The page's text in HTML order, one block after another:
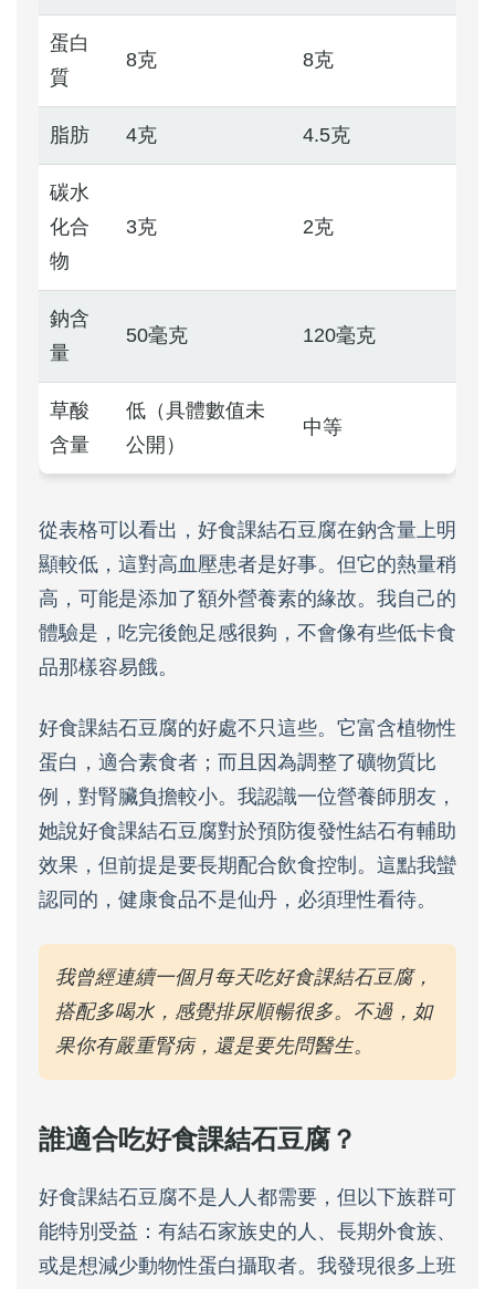
蛋白
質
8克 8克
脂肪 4克 4.5克
碳水
化合
物
3克 2克
鈉含
量
50毫克 120毫克
草酸
含量
低（具體數值未
公開）
中等
從表格可以看出，好食課結石豆腐在鈉含量上明
顯較低，這對高血壓患者是好事。但它的熱量稍
高，可能是添加了額外營養素的緣故。我自己的
體驗是，吃完後飽足感很夠，不會像有些低卡食
品那樣容易餓。
好食課結石豆腐的好處不只這些。它富含植物性
蛋白，適合素食者；而且因為調整了礦物質比
例，對腎臟負擔較小。我認識一位營養師朋友，
她說好食課結石豆腐對於預防復發性結石有輔助
效果，但前提是要長期配合飲食控制。這點我蠻
認同的，健康食品不是仙丹，必須理性看待。
我曾經連續一個月每天吃好食課結石豆腐，
搭配多喝水，感覺排尿順暢很多。不過，如
果你有嚴重腎病，還是要先問醫生。
誰適合吃好食課結石豆腐？
好食課結石豆腐不是人人都需要，但以下族群可
能特別受益：有結石家族史的人、長期外食族、
或是想減少動物性蛋白攝取者。我發現很多上班